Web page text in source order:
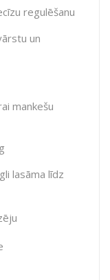
regulēšanu
un
mankešu
lasāma līdz